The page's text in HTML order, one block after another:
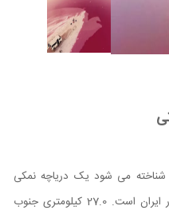
شناخته می شود یک دریاچه نمکی
فصلی در ارتفاعات منطقه شیراز در کشور ایران است. 27.0 کیلومتری جنوب